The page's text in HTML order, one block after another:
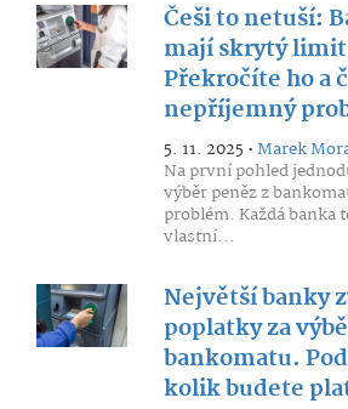
Češi to netuší:
mají skrytý
Překročíte ho a
nepříjemný
5. 11. 2025 •Marek
Na první pohled
výběr peněz z
problém. Každá banka
vlastní...
Největší banky
poplatky za
bankomatu.
kolik budete